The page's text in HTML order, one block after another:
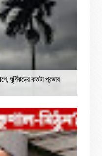
ঘূর্ণিঝড়ের কতটা প্রভাব